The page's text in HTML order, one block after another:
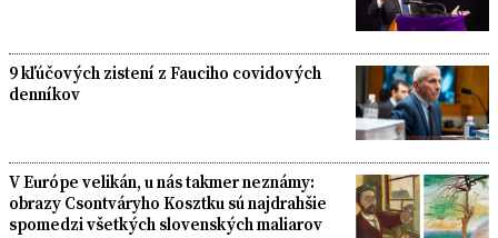
9 kľúčových zistení z Fauciho covidových
denníkov
V Európe velikán, u nás takmer neznámy:
obrazy Csontváryho Kosztku sú najdrahšie
spomedzi všetkých slovenských maliarov